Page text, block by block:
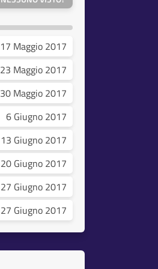
17 Maggio 2017
23 Maggio 2017
30 Maggio 2017
6 Giugno 2017
13 Giugno 2017
20 Giugno 2017
27 Giugno 2017
27 Giugno 2017